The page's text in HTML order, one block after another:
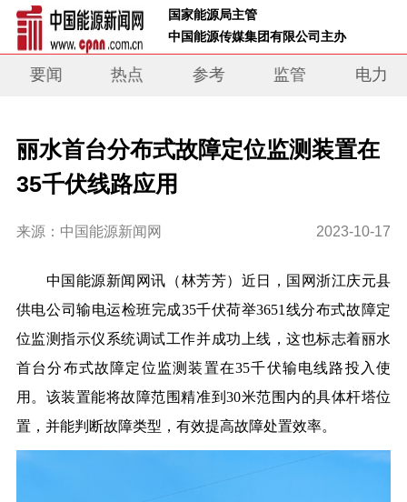
国家能源局主管
中国能源传媒集团有限公司主办
要闻 热点 参考 监管 电力
丽水首台分布式故障定位监测装置在
35千伏线路应用
来源：中国能源新闻网 2023-10-17
中国能源新闻网讯 （林芳芳） 近日，国网浙江庆元县
供电公司输电运检班完成35千伏荷举3651线分布式故障定
位监测指示仪系统调试工作并成功上线，这也标志着丽水
首台分布式故障定位监测装置在35千伏输电线路投入使
用。该装置能将故障范围精准到30米范围内的具体杆塔位
置，并能判断故障类型，有效提高故障处置效率。